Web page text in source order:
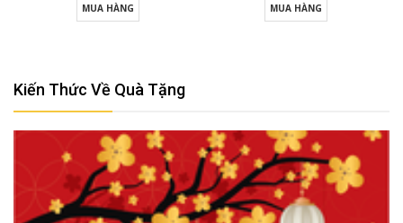
MUA HÀNG MUA HÀNG
Kiến Thức Về Quà Tặng